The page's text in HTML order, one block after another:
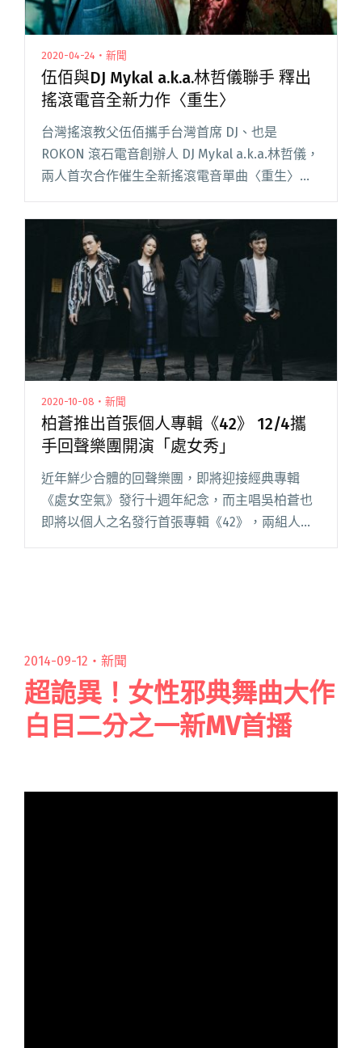
2020-04-24・新聞
伍佰與DJ Mykal a.k.a.林哲儀聯手 釋出
搖滾電音全新力作〈重生〉
台灣搖滾教父伍佰攜手台灣首席 DJ、也是
ROKON 滾石電音創辦人 DJ Mykal a.k.a.林哲儀，
兩人首次合作催生全新搖滾電音單曲〈重生〉。
出道以來致力於搖滾與電音融合不遺餘力、並相
繼在作品及各式演唱會表演上嘗試加入 EDM 元閱
讀全文 "伍佰與DJ Mykal a.k.a.林哲儀聯手 釋出搖
滾電音全新力作〈重生〉"
2020-10-08・新聞
柏蒼推出首張個人專輯《42》 12/4攜
手回聲樂團開演「處女秀」
近年鮮少合體的回聲樂團，即將迎接經典專輯
《處女空氣》發行十週年紀念，而主唱吳柏蒼也
即將以個人之名發行首張專輯《42》，兩組人馬
攜手在 12 月 4 日（五）舉辦演唱會，名稱取作
2014-09-12・ 新聞
超詭異！女性邪典舞曲大作
白目二分之一新MV首播